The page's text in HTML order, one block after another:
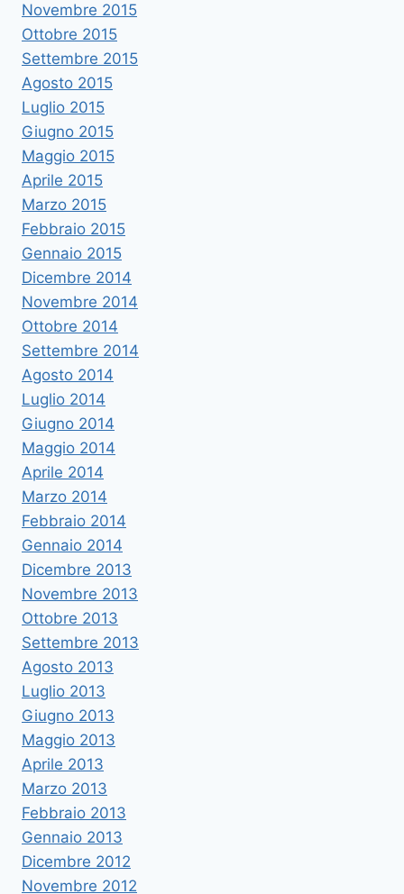
Novembre 2015
Ottobre 2015
Settembre 2015
Agosto 2015
Luglio 2015
Giugno 2015
Maggio 2015
Aprile 2015
Marzo 2015
Febbraio 2015
Gennaio 2015
Dicembre 2014
Novembre 2014
Ottobre 2014
Settembre 2014
Agosto 2014
Luglio 2014
Giugno 2014
Maggio 2014
Aprile 2014
Marzo 2014
Febbraio 2014
Gennaio 2014
Dicembre 2013
Novembre 2013
Ottobre 2013
Settembre 2013
Agosto 2013
Luglio 2013
Giugno 2013
Maggio 2013
Aprile 2013
Marzo 2013
Febbraio 2013
Gennaio 2013
Dicembre 2012
Novembre 2012